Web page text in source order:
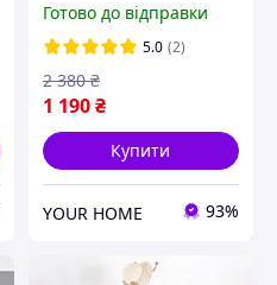
6023b Чорний,
металеві вішалки для
передпокою
Готово до відправки
5.0 (2)
1 190₴
2 380 ₴
Купити
YOUR HOME 93%